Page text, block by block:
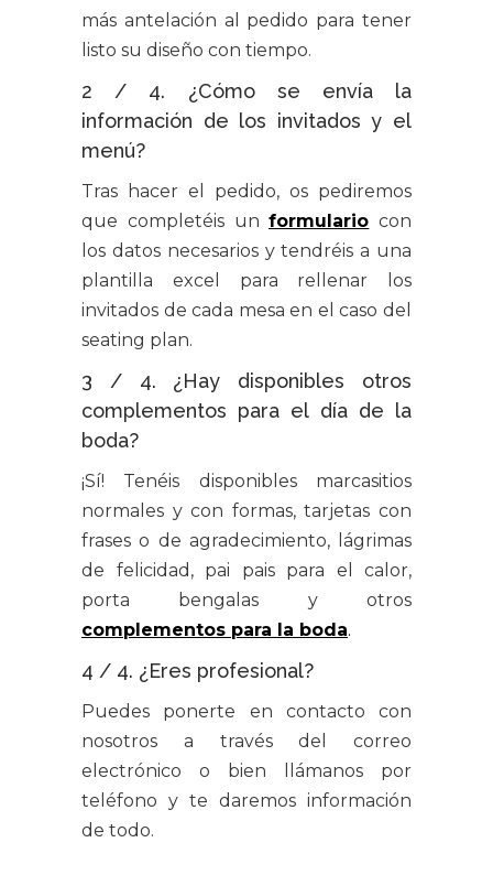
más antelación al pedido para tener
listo su diseño con tiempo.
2 / 4. ¿Cómo se envía la
información de los invitados y el
menú?
Tras hacer el pedido, os pediremos
que completéis unformulario con
los datos necesarios y tendréis a una
plantilla excel para rellenar los
invitados de cada mesa en el caso del
seating plan.
3 / 4. ¿Hay disponibles otros
complementos para el día de la
boda?
¡Sí! Tenéis disponibles marcasitios
normales y con formas, tarjetas con
frases o de agradecimiento, lágrimas
de felicidad, pai pais para el calor,
porta bengalas y otros
complementos para la boda.
4 / 4. ¿Eres profesional?
Puedes ponerte en contacto con
nosotros a través del correo
electrónico o bien llámanos por
teléfono y te daremos información
de todo.